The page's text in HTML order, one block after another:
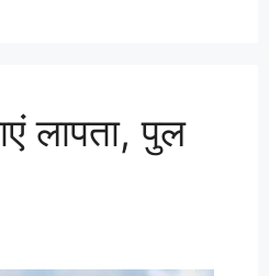
लापता, पुल